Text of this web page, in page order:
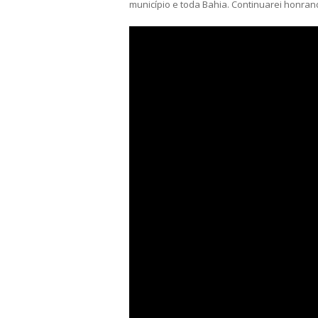
município e toda Bahia. Continuarei